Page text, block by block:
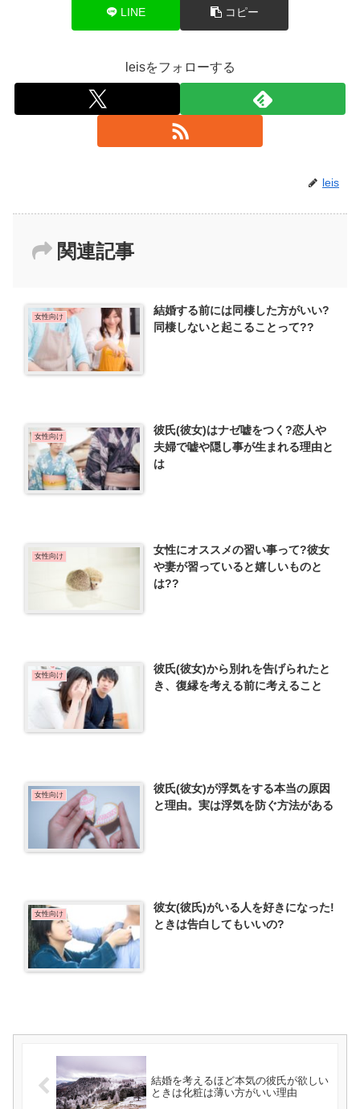
LINE コピー
leisをフォローする
leis
関連記事
女性向け
結婚する前には同棲した方がいい?
同棲しないと起こることって??
女性向け
彼氏(彼女)はナゼ嘘をつく?恋人や
夫婦で嘘や隠し事が生まれる理由と
は
女性向け
女性にオススメの習い事って?彼女
や妻が習っていると嬉しいものと
は??
女性向け
彼氏(彼女)から別れを告げられたと
き、復縁を考える前に考えること
女性向け
彼氏(彼女)が浮気をする本当の原因
と理由。実は浮気を防ぐ方法がある
女性向け
彼女(彼氏)がいる人を好きになった!
ときは告白してもいいの?
結婚を考えるほど本気の彼氏が欲しい
ときは化粧は薄い方がいい理由